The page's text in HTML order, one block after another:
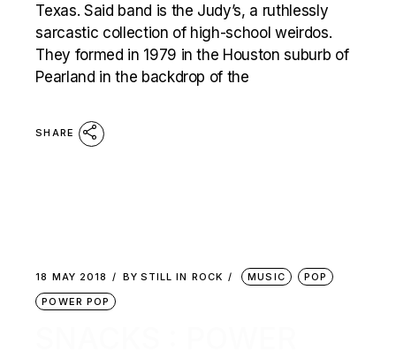
Texas. Said band is the Judy’s, a ruthlessly
sarcastic collection of high-school weirdos.
They formed in 1979 in the Houston suburb of
Pearland in the backdrop of the
SHARE
18 MAY 2018 BY STILL IN ROCK MUSIC
POP
POWER POP